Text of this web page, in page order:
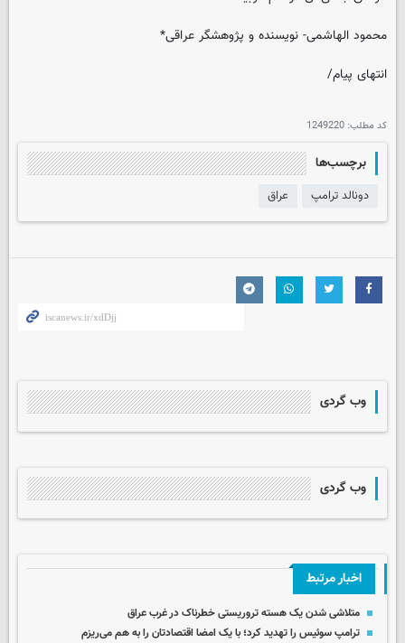
محمود الهاشمی- نویسنده و پژوهشگر عراقی*
انتهای پیام/
کد مطلب: 1249220
برچسب‌ها
دونالد ترامپ عراق
وب گردی
وب گردی
اخبار مرتبط
متلاشی شدن یک هسته تروریستی خطرناک در غرب عراق
ترامپ سوئیس را تهدید کرد؛ با یک امضا اقتصادتان را به هم می‌ریزم